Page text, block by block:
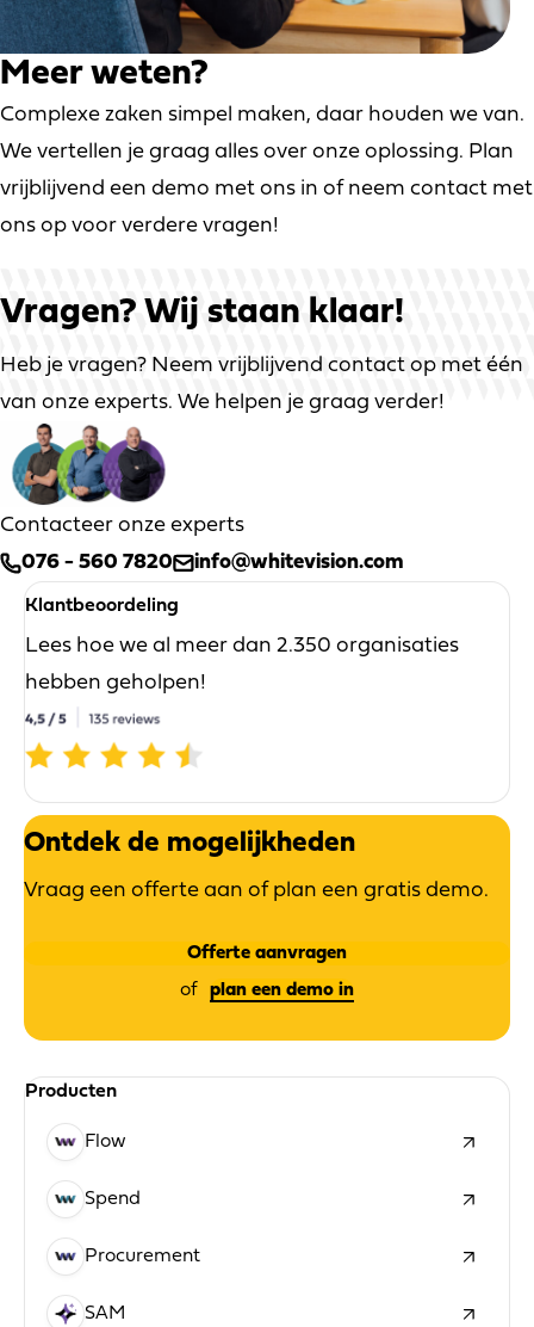
Meer weten?
Complexe zaken simpel maken, daar houden we van.
We vertellen je graag alles over onze oplossing. Plan
vrijblijvend een demo met ons in of neem contact met
ons op voor verdere vragen!
Vragen? Wij staan klaar!
Heb je vragen? Neem vrijblijvend contact op met één
van onze experts. We helpen je graag verder!
Contacteer onze experts
076 - 560 7820
info@whitevision.com
Klantbeoordeling
Lees hoe we al meer dan 2.350 organisaties
hebben geholpen!
Ontdek de mogelijkheden
Vraag een offerte aan of plan een gratis demo.
Offerte aanvragen
plan een demo in
Producten
Flow
Spend
Procurement
SAM